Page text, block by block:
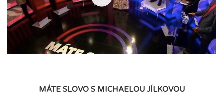
MÁTE SLOVO S MICHAELOU JÍLKOVOU